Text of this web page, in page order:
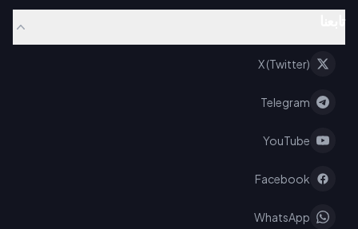
X (Twitter)
Telegram
YouTube
Facebook
WhatsApp